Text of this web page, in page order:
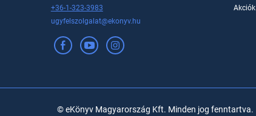
+36-1-323-3983
ugyfelszolgalat@ekonyv.hu
Akciók
© eKönyv Magyarország Kft. Minden jog fenntartva.